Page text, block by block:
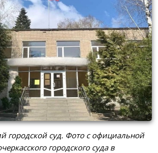
городской суд. Фото с официальной
городского суда в